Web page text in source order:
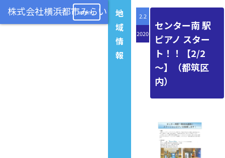
menu
地
域
情
報
2.2
2020
センター南 駅
ピアノ スター
ト！！【2/2
～】（都筑区
内）